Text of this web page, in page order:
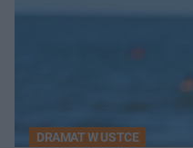
DRAMAT W USTCE